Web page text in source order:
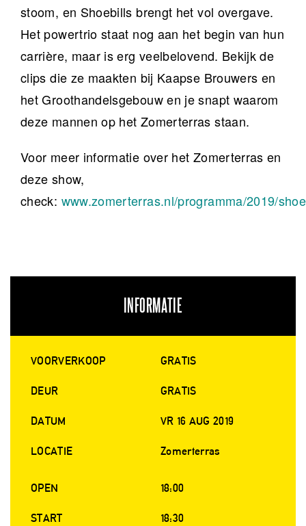
stoom, en Shoebills brengt het vol overgave.
Het powertrio staat nog aan het begin van hun
carrière, maar is erg veelbelovend. Bekijk de
clips die ze maakten bij Kaapse Brouwers en
het Groothandelsgebouw en je snapt waarom
deze mannen op het Zomerterras staan.
Voor meer informatie over het Zomerterras en
deze show,
check: www.zomerterras.nl/programma/2019/
INFORMATIE
VOORVERKOOP GRATIS
DEUR GRATIS
DATUM VR 16 AUG 2019
LOCATIE Zomerterras
OPEN 18:00
START 18:30